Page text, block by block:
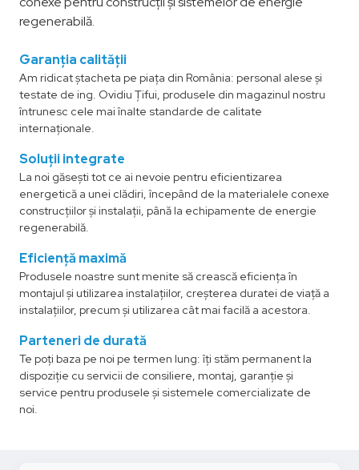
regenerabilă.
Garanția calității
Am ridicat ștacheta pe piața din România: personal alese și
testate de ing. Ovidiu Țifui, produsele din magazinul nostru
întrunesc cele mai înalte standarde de calitate
internaționale.
Soluții integrate
La noi găsești tot ce ai nevoie pentru eficientizarea
energetică a unei clădiri, începând de la materialele conexe
construcțiilor și instalații, până la echipamente de energie
regenerabilă.
Eficiență maximă
Produsele noastre sunt menite să crească eficiența în
montajul și utilizarea instalațiilor, creșterea duratei de viață a
instalațiilor, precum și utilizarea cât mai facilă a acestora.
Parteneri de durată
Te poți baza pe noi pe termen lung: îți stăm permanent la
dispoziție cu servicii de consiliere, montaj, garanție și
service pentru produsele și sistemele comercializate de
noi.